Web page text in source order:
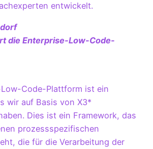
entwickelt.
die Enterprise-Low-Code-
Code-Plattform ist ein
wir auf Basis von X3*
Dies ist ein Framework, das
prozessspezifischen
die für die Verarbeitung der